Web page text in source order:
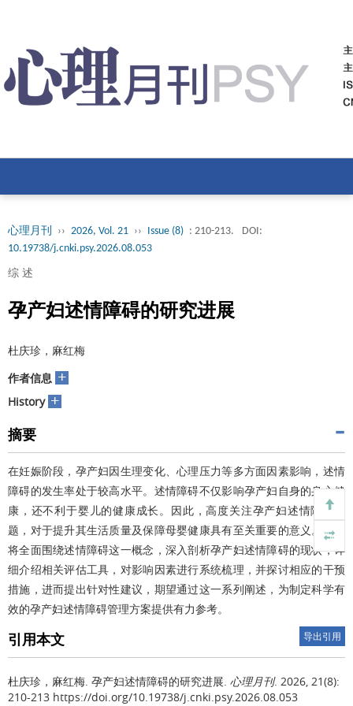
心理月刊 ›› 2026, Vol. 21 ›› Issue (8) : 210-213.
DOI:
10.19738/j.cnki.psy.2026.08.053
综 述
孕产妇述情障碍的研究进展
杜庆珍，麻红梅
作者信息 +
History +
摘要
在妊娠阶段，孕产妇因生理变化、心理压力等多方面因素影响，述情
障碍的发生率处于较高水平。述情障碍不仅影响孕产妇自身的身心健
康，还不利于婴儿的健康成长。因此，高度关注孕产妇述情障碍问
题，对于提升其生活质量及保障母婴健康具有至关重要的意义。本文
将全面围绕述情障碍这一概念，深入剖析孕产妇述情障碍的现状，详
细介绍相关评估工具，对影响因素进行系统梳理，并探讨相应的干预
措施，进而提出针对性建议，期望通过这一系列阐述，为制定科学有
效的孕产妇述情障碍管理方案提供有力参考。
引用本文 导出引用
杜庆珍，麻红梅. 孕产妇述情障碍的研究进展. 心理月刊. 2026, 21(8):
210-213 https://doi.org/10.19738/j.cnki.psy.2026.08.053